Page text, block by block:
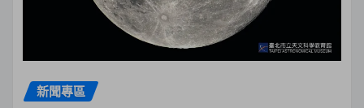
新聞專區